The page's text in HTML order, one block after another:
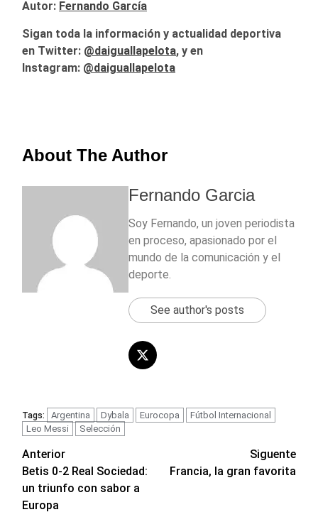
Autor: Fernando García
Sigan toda la información y actualidad deportiva
en Twitter: @daiguallapelota, y en
Instagram: @daiguallapelota
About The Author
Fernando Garcia
Soy Fernando, un joven periodista
en proceso, apasionado por el
mundo de la comunicación y el
deporte.
See author's posts
Tags: Argentina Dybala Eurocopa
Fútbol Internacional
Leo Messi
Selección
Navegación
de
entradas
Anterior
Betis 0-2 Real Sociedad:
un triunfo con sabor a
Europa
Siguente
Francia, la gran favorita